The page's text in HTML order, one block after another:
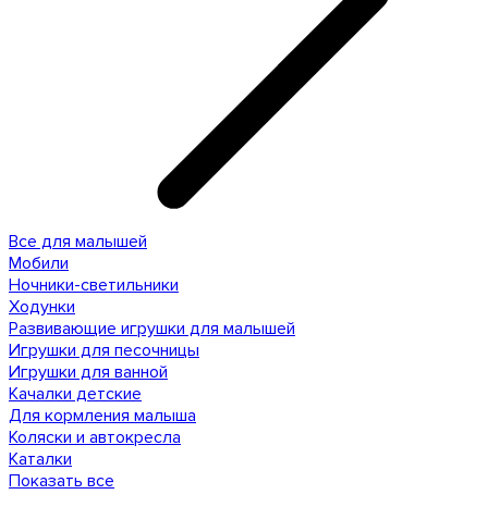
Все для малышей
Мобили
Ночники-светильники
Ходунки
Развивающие игрушки для малышей
Игрушки для песочницы
Игрушки для ванной
Качалки детские
Для кормления малыша
Коляски и автокресла
Каталки
Показать все